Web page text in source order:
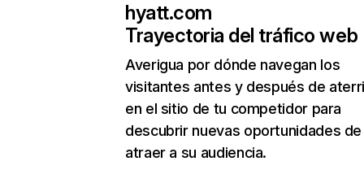
hyatt.com
Trayectoria del tráfico web
Averigua por dónde navegan los
visitantes antes y después de
en el sitio de tu competidor para
descubrir nuevas oportunidades de
atraer a su audiencia.